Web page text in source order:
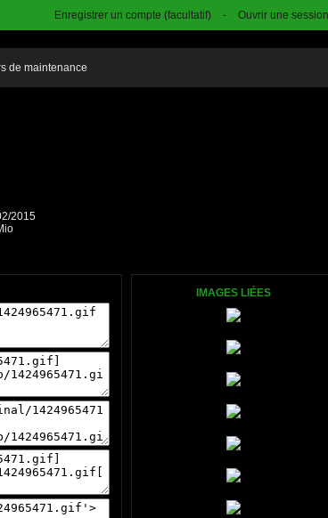
Enregistrer un compte (facultatif) - Ouvrir une session
de maintenance
2015
IMAGES LIÉES